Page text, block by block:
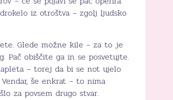
iz otroštva – zgolj ljudsko
Glede možne kile – za to je
Pač obiščite ga in se posvetujte.
– torej da bi se not ujelo
še enkrat – to nima
za povsem drugo stvar.